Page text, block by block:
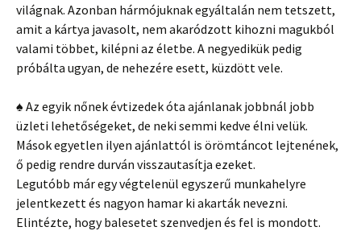
világnak. Azonban hármójuknak egyáltalán nem tetszett,
amit a kártya javasolt, nem akaródzott kihozni magukból
valami többet, kilépni az életbe. A negyedikük pedig
próbálta ugyan, de nehezére esett, küzdött vele.
♠ Az egyik nőnek évtizedek óta ajánlanak jobbnál jobb
üzleti lehetőségeket, de neki semmi kedve élni velük.
Mások egyetlen ilyen ajánlattól is örömtáncot lejtenének,
ő pedig rendre durván visszautasítja ezeket.
Legutóbb már egy végtelenül egyszerű munkahelyre
jelentkezett és nagyon hamar ki akarták nevezni.
Elintézte, hogy balesetet szenvedjen és fel is mondott.